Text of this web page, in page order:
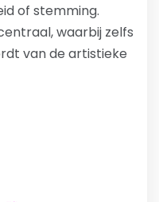
of stemming.
waarbij zelfs
van de artistieke